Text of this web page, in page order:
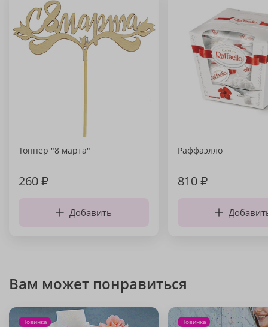
Топпер "8 марта"
260₽
Добавить
Раффаэлло
810₽
Вам может понравиться
Новинка Новинка